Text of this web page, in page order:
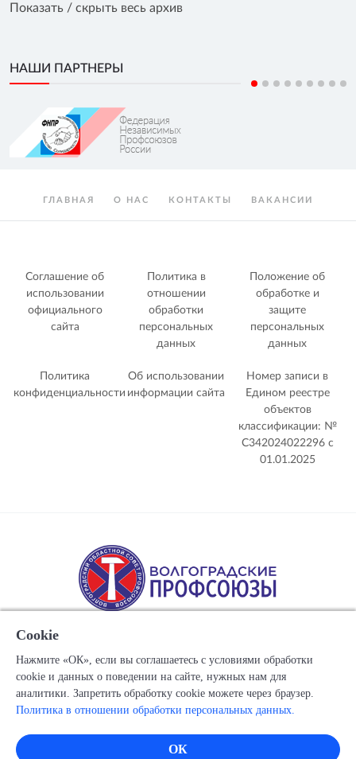
Показать / скрыть весь архив
НАШИ ПАРТНЕРЫ
ГЛАВНАЯ О НАС КОНТАКТЫ ВАКАНСИИ
Соглашение об
использовании
официального
сайта
Политика в
отношении
обработки
персональных
данных
Положение об
обработке и
защите
персональных
данных
Политика
конфиденциальности
Об использовании
информации сайта
Номер записи в
Едином реестре
объектов
классификации: №
С342024022296 c
01.01.2025
Copyright © 1917-2025 Союз организаций профсоюзов
"Волгоградский областной Совет профессиональных
Все права защищены.
Cookie
Нажмите «ОК», если вы соглашаетесь с условиями обработки
cookie и данных о поведении на сайте, нужных нам для
аналитики. Запретить обработку cookie можете через браузер.
Политика в отношении обработки персональных данных.
ОК